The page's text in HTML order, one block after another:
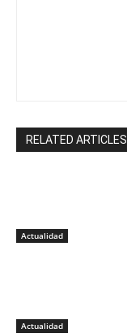
RELATED ARTICLES
Actualidad
Actualidad